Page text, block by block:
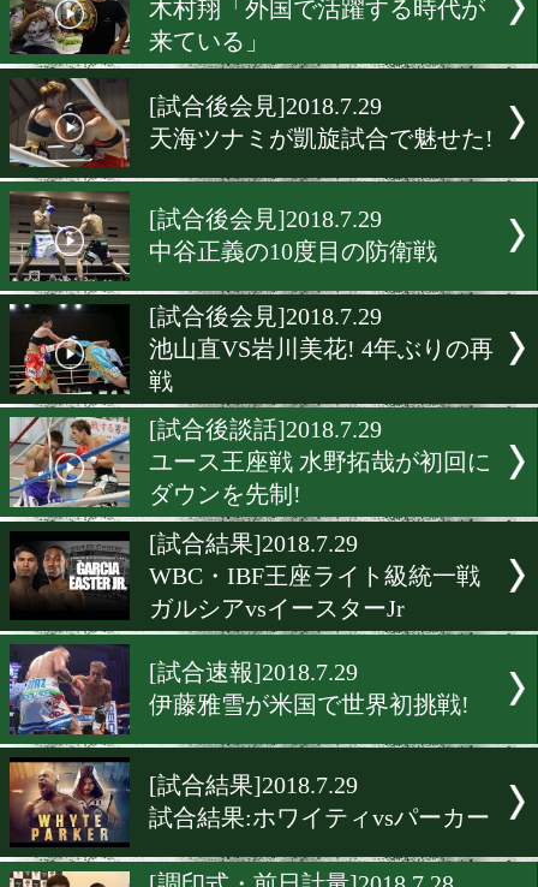
合宿をスタート!
[インタビュー]2018.7.30
小原佳太 リベンジしか考
ない
[インタビュー]2018.7.30
久高寛之「次のステージに
ために」
[帰国会見]2018.7.30
来ている」
[試合後会見]2018.7.29
天海ツナミが凱旋試合で魅
[試合後会見]2018.7.29
中谷正義の10度目の防衛戦
[試合後会見]2018.7.29
池山直VS岩川美花! 4年ぶ
戦